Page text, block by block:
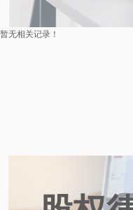
暂无相关记录！